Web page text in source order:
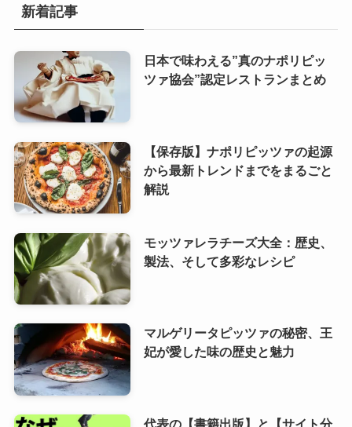
新着記事
日本で味わえる”真のナポリピッ
ツァ協会”認定レストランまとめ
【保存版】ナポリピッツァの起源
から最新トレンドまでをまるごと
解説
モッツァレラチーズ大全：歴史、
製法、そして多彩なレシピ
マルゲリータピッツァの秘密、王
妃が愛した味の歴史と魅力
代表の【書籍出版】と【サイト分